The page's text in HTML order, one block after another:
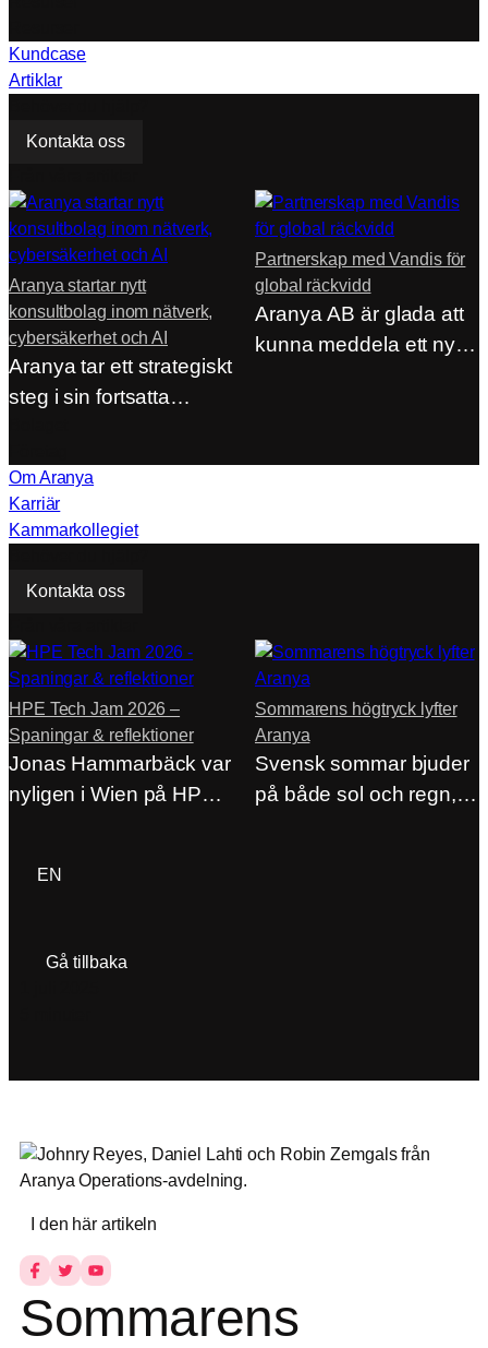
Kundcase
Artiklar
Kontakta oss
Aranya startar nytt
konsultbolag inom nätverk,
cybersäkerhet och AI
Aranya tar ett strategiskt
steg i sin fortsatta
Partnerskap med Vandis för
global räckvidd
Aranya AB är glada att
kunna meddela ett nytt
Om Aranya
Karriär
Kammarkollegiet
Kontakta oss
HPE Tech Jam 2026 –
Spaningar & reflektioner
Jonas Hammarbäck var
nyligen i Wien på HPE
Sommarens högtryck lyfter
Aranya
Svensk sommar bjuder
på både sol och regn,
EN
Gå tillbaka
I den här artikeln
Sommarens